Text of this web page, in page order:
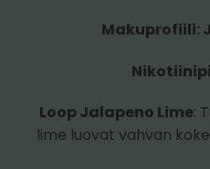
Makuprofiili:
Loop Jalapeno Lime:
lime luovat vahvan